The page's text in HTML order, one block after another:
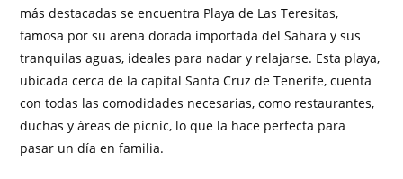
más destacadas se encuentra Playa de Las Teresitas,
famosa por su arena dorada importada del Sahara y sus
tranquilas aguas, ideales para nadar y relajarse. Esta playa,
ubicada cerca de la capital Santa Cruz de Tenerife, cuenta
con todas las comodidades necesarias, como restaurantes,
duchas y áreas de picnic, lo que la hace perfecta para
pasar un día en familia.